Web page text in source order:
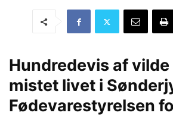
Hundredevis af
mistet livet i
Fødevarestyrelsen